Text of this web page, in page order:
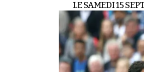
LE SAMEDI 15